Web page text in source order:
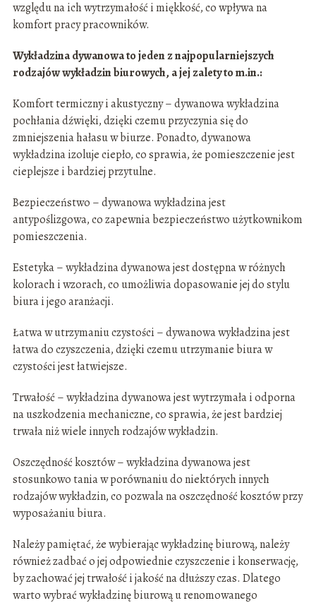
względu na ich wytrzymałość i miękkość, co wpływa na
komfort pracy pracowników.
Wykładzina dywanowa to jeden z najpopularniejszych
rodzajów wykładzin biurowych, a jej zalety to m.in.:
Komfort termiczny i akustyczny – dywanowa wykładzina
pochłania dźwięki, dzięki czemu przyczynia się do
zmniejszenia hałasu w biurze. Ponadto, dywanowa
wykładzina izoluje ciepło, co sprawia, że pomieszczenie jest
cieplejsze i bardziej przytulne.
Bezpieczeństwo – dywanowa wykładzina jest
antypoślizgowa, co zapewnia bezpieczeństwo użytkownikom
pomieszczenia.
Estetyka – wykładzina dywanowa jest dostępna w różnych
kolorach i wzorach, co umożliwia dopasowanie jej do stylu
biura i jego aranżacji.
Łatwa w utrzymaniu czystości – dywanowa wykładzina jest
łatwa do czyszczenia, dzięki czemu utrzymanie biura w
czystości jest łatwiejsze.
Trwałość – wykładzina dywanowa jest wytrzymała i odporna
na uszkodzenia mechaniczne, co sprawia, że jest bardziej
trwała niż wiele innych rodzajów wykładzin.
Oszczędność kosztów – wykładzina dywanowa jest
stosunkowo tania w porównaniu do niektórych innych
rodzajów wykładzin, co pozwala na oszczędność kosztów przy
wyposażaniu biura.
Należy pamiętać, że wybierając wykładzinę biurową, należy
również zadbać o jej odpowiednie czyszczenie i konserwację,
by zachować jej trwałość i jakość na dłuższy czas. Dlatego
warto wybrać wykładzinę biurową u renomowanego